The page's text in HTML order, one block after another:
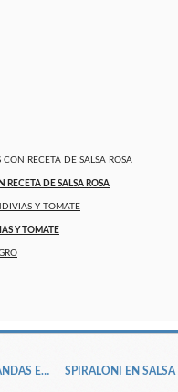
RECETA DE SALSA ROSA
Y TOMATE
BATIDO DAMI FITT Y CONSEJOS CON BANDAS ELÁSTICAS